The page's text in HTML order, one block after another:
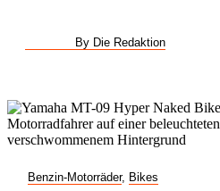
By Die Redaktion
Benzin-Motorräder, Bikes